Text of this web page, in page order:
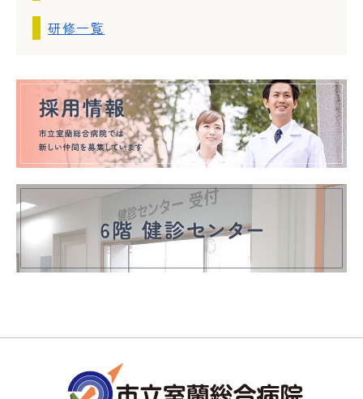
研修一覧